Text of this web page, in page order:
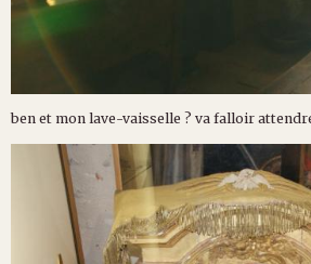
ben et mon lave-vaisselle ? va falloir